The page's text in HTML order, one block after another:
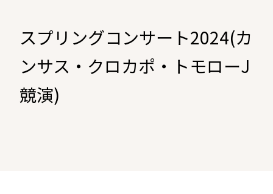
スプリングコンサート2024(カ
ンサス・クロカポ・トモローJ
競演)